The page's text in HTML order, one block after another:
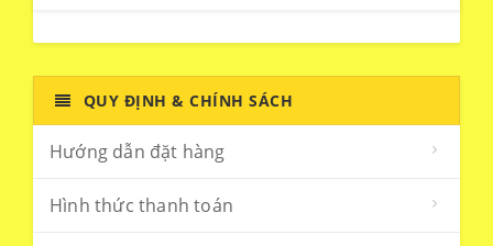
QUY ĐỊNH & CHÍNH SÁCH
Hướng dẫn đặt hàng
Hình thức thanh toán